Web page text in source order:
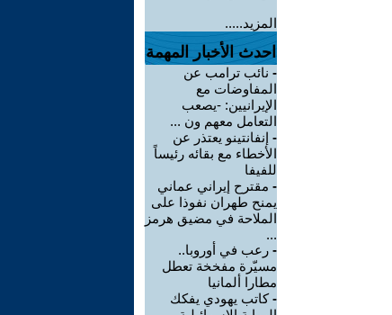
المزيد.....
احدث الأخبار المهمة
- نائب ترامب عن
المفاوضات مع
الإيرانيين: -يصعب
التعامل معهم ون ...
- إنفانتينو يعتذر عن
الأخطاء مع بقائه رئيساً
للفيفا
- مقترح إيراني عماني
يمنح طهران نفوذا على
الملاحة في مضيق هرمز
...
- رعب في أوروبا..
مسيّرة مفخخة تعطل
مطارا ألمانيا
-كاتب يهودي يفكك